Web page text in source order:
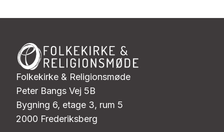
Folkekirke & Religionsmøde
Peter Bangs Vej 5B
Bygning 6, etage 3, rum 5
2000 Frederiksberg